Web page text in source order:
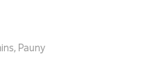
, Pauny